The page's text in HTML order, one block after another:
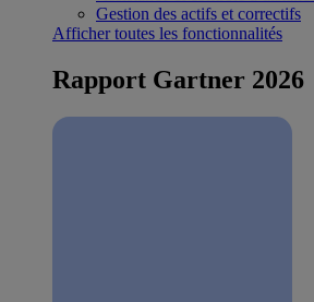
Gestion des actifs et correctifs
Afficher toutes les fonctionnalités
Rapport Gartner 2026